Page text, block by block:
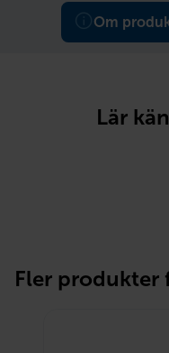
Om
Lär
Fler produkter